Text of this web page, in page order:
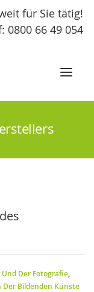
für Sie tätig!
0800 66 49 054
Der Fotografie,
Bildenden Künste